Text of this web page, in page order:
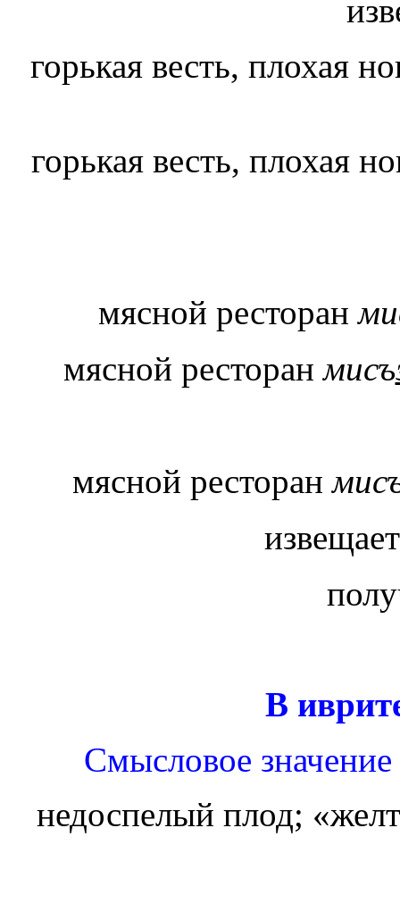
горькая весть, плохая
горькая весть, плохая
мясной ресторан
мясной ресторанмисъ
мясной ресторан
В
Смысловое
недоспелый плод;